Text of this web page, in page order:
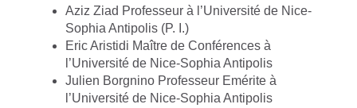
Aziz Ziad Professeur à l’Université de Nice-
Sophia Antipolis (P. I.)
Eric Aristidi Maître de Conférences à
l’Université de Nice-Sophia Antipolis
Julien Borgnino Professeur Emérite à
l’Université de Nice-Sophia Antipolis